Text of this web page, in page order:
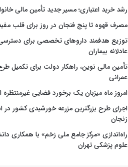
رشد خرید اعتباری؛ مسیر جدید تأمین مالی
مصرف قهوه تا پنج فنجان در روز برای قلب
توزیع هدفمند داروهای تخصصی برای
عادلانه بیماران
تأمین مالی نوین، راهکار دولت برای تکمیل
عمرانی
امروز ماه میزبان یک برخورد فضایی
اجرای طرح بزرگترین مزرعه خورشیدی کشور در
زنجان
راه‌اندازی «مرکز جامع ملی زخم» با همکاری
علوم پزشکی تهران